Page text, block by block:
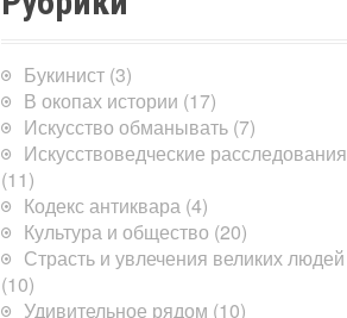
Букинист (3)
В окопах истории (17)
Искусство обманывать (7)
Искусствоведческие расследования
(11)
Кодекс антиквара (4)
Культура и общество (20)
Страсть и увлечения великих людей
(10)
Удивительное рядом (10)